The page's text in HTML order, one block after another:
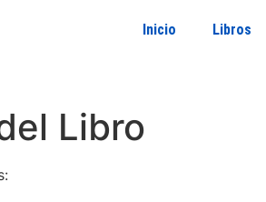
Inicio Libros
Libro